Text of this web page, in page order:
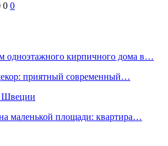
0 0
одноэтажного кирпичного дома в…
приятный современный…
Швеции
маленькой площади: квартира…